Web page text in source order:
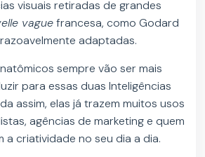
visuais retiradas de grandes
vaguefrancesa, como Godard
adaptadas.
sempre vão ser mais
para essas duas Inteligências
assim, elas já trazem muitos usos
agências de marketing e quem
a criatividade no seu dia a dia.